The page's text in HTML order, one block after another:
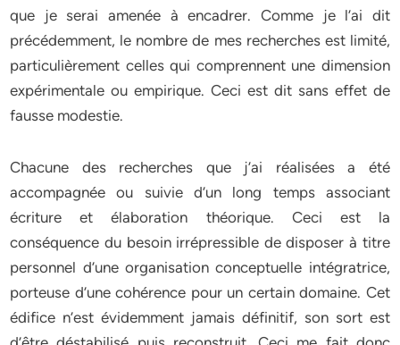
que je serai amenée à encadrer. Comme je l’ai dit
précédemment, le nombre de mes recherches est limité,
particulièrement celles qui comprennent une dimension
expérimentale ou empirique. Ceci est dit sans effet de
fausse modestie.
Chacune des recherches que j’ai réalisées a été
accompagnée ou suivie d’un long temps associant
écriture et élaboration théorique. Ceci est la
conséquence du besoin irrépressible de disposer à titre
personnel d’une organisation conceptuelle intégratrice,
porteuse d’une cohérence pour un certain domaine. Cet
édifice n’est évidemment jamais définitif, son sort est